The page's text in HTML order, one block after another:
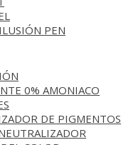
PEN
0% AMONIACO
DE PIGMENTOS